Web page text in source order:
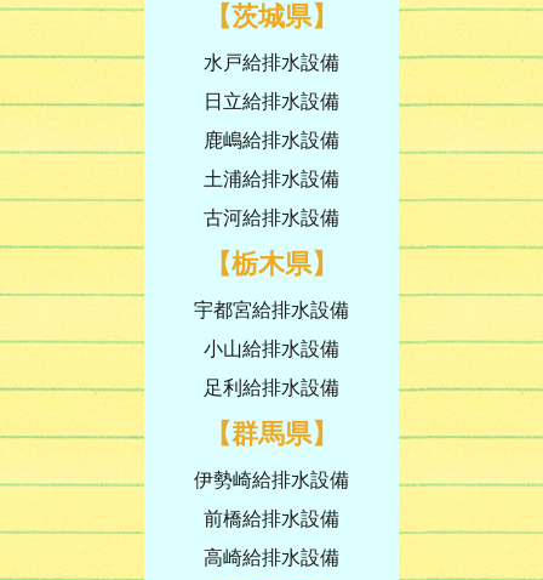
【茨城県】
水戸給排水設備
日立給排水設備
鹿嶋給排水設備
土浦給排水設備
古河給排水設備
【栃木県】
宇都宮給排水設備
小山給排水設備
足利給排水設備
【群馬県】
伊勢崎給排水設備
前橋給排水設備
高崎給排水設備